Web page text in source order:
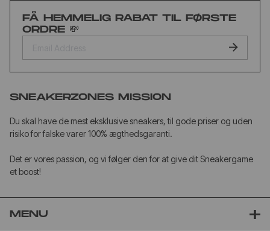
FÅ HEMMELIG RABAT TIL FØRSTE
ORDRE 💸
SNEAKERZONES MISSION
Du skal have de mest eksklusive sneakers, til gode priser og uden
risiko for falske varer 100% ægthedsgaranti.
Det er vores passion, og vi følger den for at give dit Sneakergame
et boost!
MENU